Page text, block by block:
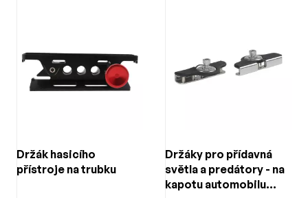
Držák hasicího
přístroje na trubku
Držáky pro přídavná
světla a predátory - na
kapotu automobilu